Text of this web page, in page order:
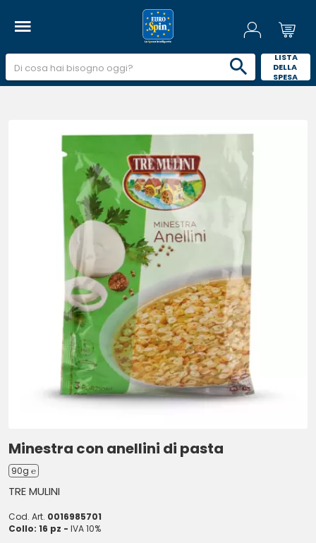
LISTA
DELLA
SPESA
Minestra con anellini di pasta
90g ℮
TRE MULINI
Cod. Art. 0016985701
Collo: 16 pz - IVA 10%